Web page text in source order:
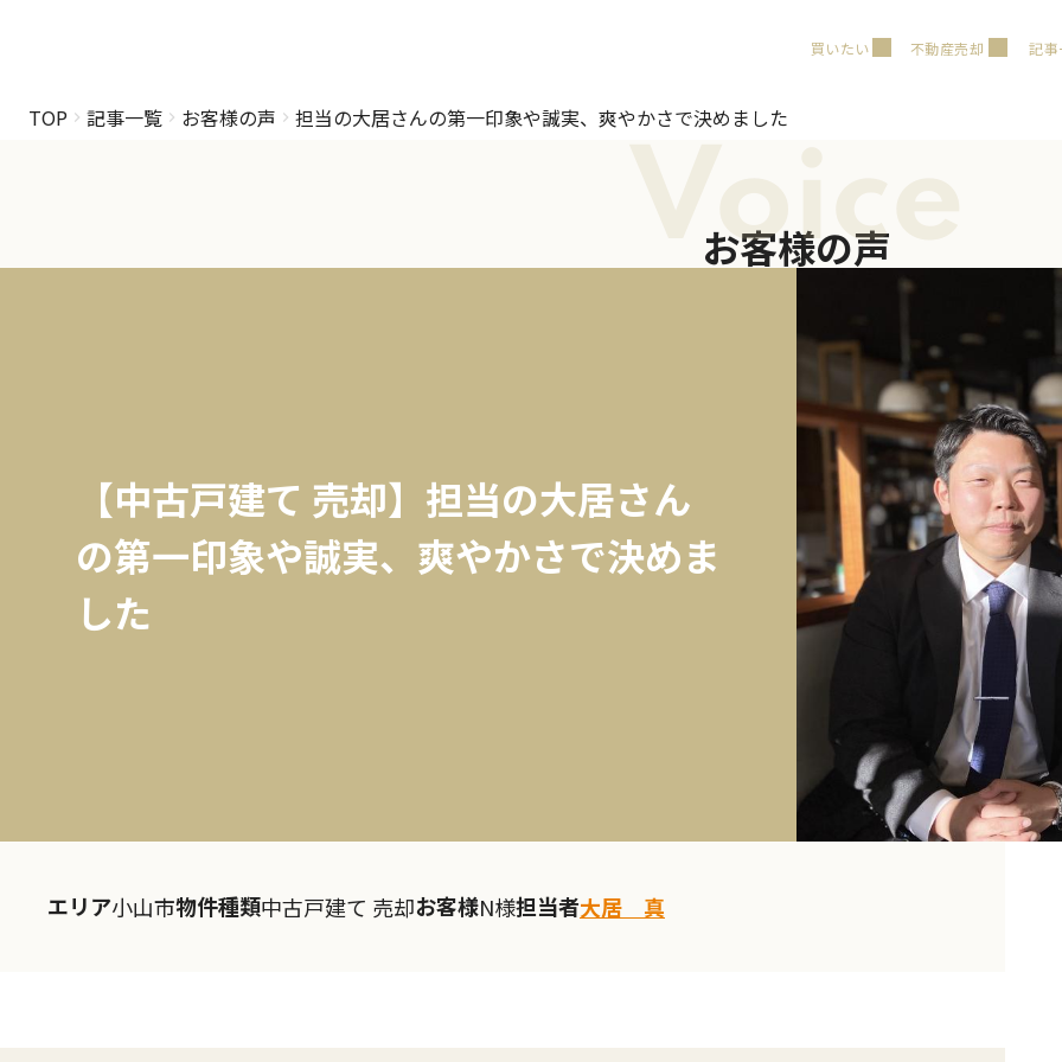
買いたい 不動産売却 記
TOP 記事一覧 お客様の声 担当の大居さんの第一印象や誠実、爽やかさで決めました
Voice
お客様の声
【中古戸建て 売却】担当の大居さん
の第一印象や誠実、爽やかさで決めま
した
エリア小山市物件種類中古戸建て 売却お客様N様担当者大居 真